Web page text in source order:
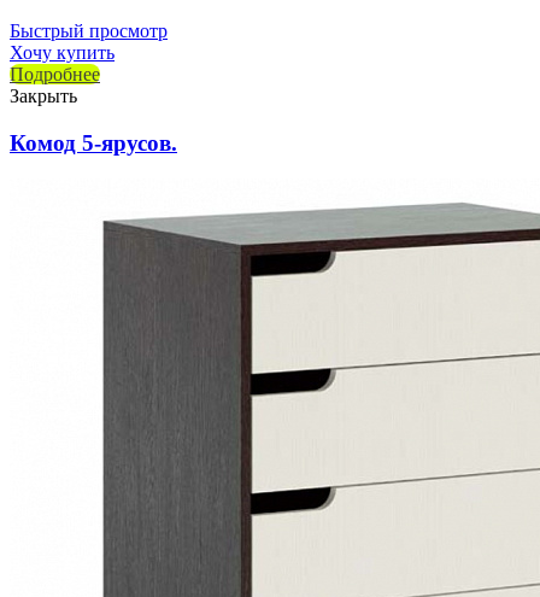
Быстрый просмотр
Хочу купить
Подробнее
Закрыть
Комод 5-ярусов.